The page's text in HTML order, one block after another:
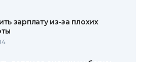
зарплату из-за плохих